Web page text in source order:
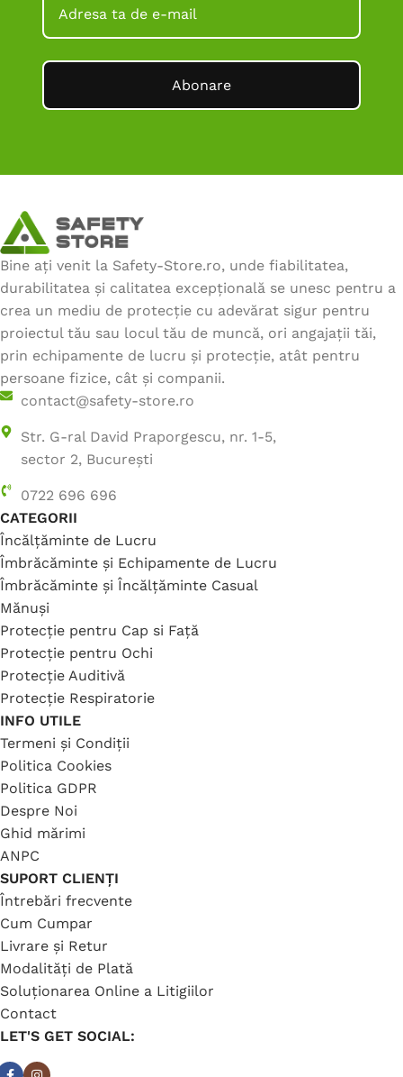
Abonare
Bine ați venit la Safety-Store.ro, unde fiabilitatea,
durabilitatea și calitatea excepțională se unesc pentru a
crea un mediu de protecție cu adevărat sigur pentru
proiectul tău sau locul tău de muncă, ori angajații tăi,
prin echipamente de lucru și protecție, atât pentru
persoane fizice, cât și companii.
contact@safety-store.ro
Str. G-ral David Praporgescu, nr. 1-5,
sector 2, București
0722 696 696
CATEGORII
Încălțăminte de Lucru
Îmbrăcăminte și Echipamente de Lucru
Îmbrăcăminte și Încălțăminte Casual
Mănuși
Protecție pentru Cap si Față
Protecție pentru Ochi
Protecție Auditivă
Protecție Respiratorie
INFO UTILE
Termeni și Condiții
Politica Cookies
Politica GDPR
Despre Noi
Ghid mărimi
ANPC
SUPORT CLIENȚI
Întrebări frecvente
Cum Cumpar
Livrare și Retur
Modalități de Plată
Soluționarea Online a Litigiilor
Contact
LET'S GET SOCIAL: